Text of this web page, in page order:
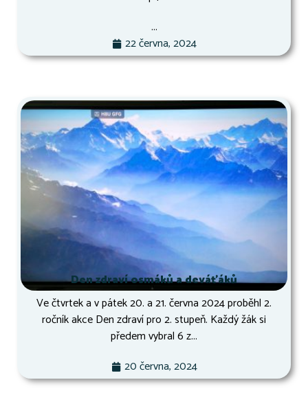
...
22 června, 2024
Den zdraví osmáků a deváťáků
Ve čtvrtek a v pátek 20. a 21. června 2024 proběhl 2.
ročník akce Den zdraví pro 2. stupeň. Každý žák si
předem vybral 6 z...
20 června, 2024